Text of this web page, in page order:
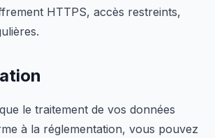
HTTPS, accès restreints,
le traitement de vos données
à la réglementation, vous pouvez